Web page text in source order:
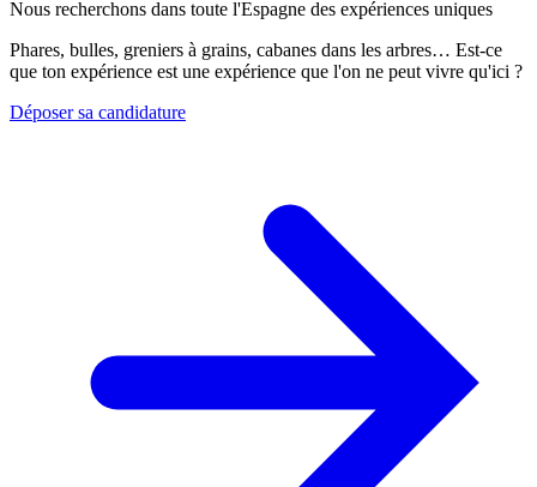
Nous recherchons dans toute l'Espagne des expériences uniques
Phares, bulles, greniers à grains, cabanes dans les arbres… Est-ce
que ton expérience est une expérience que l'on ne peut vivre qu'ici ?
Déposer sa candidature